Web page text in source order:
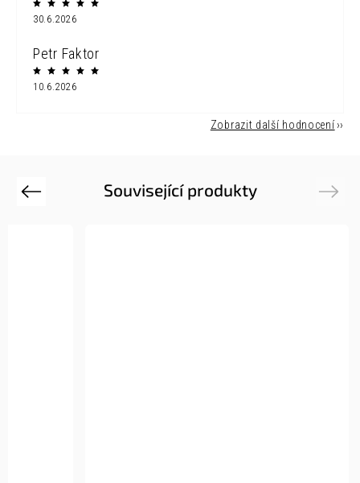
30.6.2026
Petr Faktor
10.6.2026
Zobrazit další hodnocení
Související produkty
Previous Next